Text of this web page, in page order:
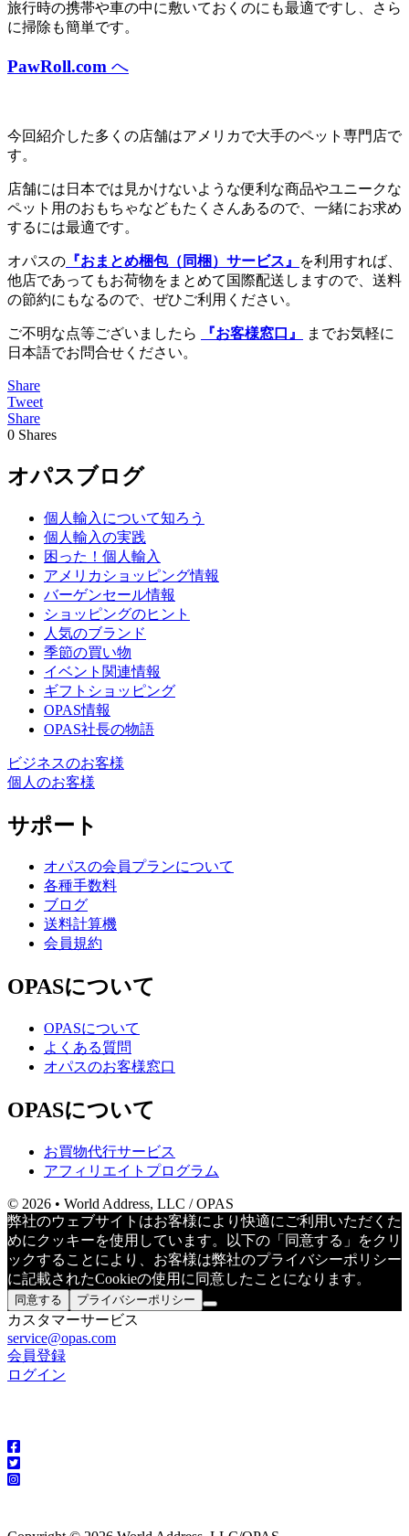
旅行時の携帯や車の中に敷いておくのにも最適ですし、さら
に掃除も簡単です。
PawRoll.com へ
今回紹介した多くの店舗はアメリカで大手のペット専門店で
す。
店舗には日本では見かけないような便利な商品やユニークな
ペット用のおもちゃなどもたくさんあるので、一緒にお求め
するには最適です。
オパスの 『おまとめ梱包（同梱）サービス』
を利用すれば、
他店であってもお荷物をまとめて国際配送しますので、送料
の節約にもなるので、ぜひご利用ください。
ご不明な点等ございましたら 『お客様窓口』
までお気軽に
日本語でお問合せください。
Share
Tweet
Share
0 Shares
オパスブログ
個人輸入について知ろう
個人輸入の実践
困った！個人輸入
アメリカショッピング情報
バーゲンセール情報
ショッピングのヒント
人気のブランド
季節の買い物
イベント関連情報
ギフトショッピング
OPAS情報
OPAS社長の物語
ビジネスのお客様
個人のお客様
サポート
オパスの会員プランについて
各種手数料
ブログ
送料計算機
会員規約
OPASについて
OPASについて
よくある質問
オパスのお客様窓口
OPASについて
お買物代行サービス
アフィリエイトプログラム
© 2026 • World Address, LLC / OPAS
弊社のウェブサイトはお客様により快適にご利用いただくた
めにクッキーを使用しています。以下の「同意する」をクリ
ックすることにより、お客様は弊社のプライバシーポリシー
に記載されたCookieの使用に同意したことになります。
同意する プライバシーポリシー
カスタマーサービス
service@opas.com
会員登録
ログイン